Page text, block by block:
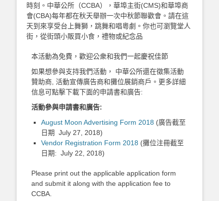
時刻。中華公所（CCBA），華埠主街(CMS)和華埠商
會(CBA)每年都在秋天舉辦一次中秋節聯歡會。請在這
天到來享受台上舞獅，跳舞和唱粵劇。你也可瀏覽堂人
街，從街頭小販買小食，禮物或紀念品
本活動為免費，歡迎公衆和我們一起慶祝佳節
如果想參與支持我們活動， 中華公所還在徵集活動
贊助商, 活動宣傳廣告商和攤位展銷商戶。更多詳細
信息可點擊下載下面的申請書和廣告:
活動參與申請書和廣告:
August Moon Advertising Form 2018 (廣告截至
日期 July 27, 2018)
Vendor Registration Form 2018 (攤位注冊截至
日期: July 22, 2018)
Please print out the applicable application form
and submit it along with the application fee to
CCBA.